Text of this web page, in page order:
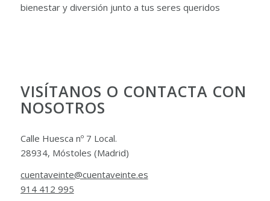
bienestar y diversión junto a tus seres queridos
VISÍTANOS O CONTACTA CON
NOSOTROS
Calle Huesca nº 7 Local.
28934, Móstoles (Madrid)
cuentaveinte@cuentaveinte.es
914 412 995